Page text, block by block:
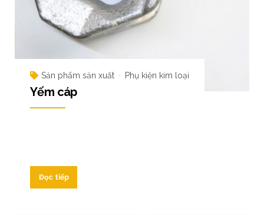
Sản phẩm sản xuất Phụ kiện kim loại
Yếm cáp
Đọc tiếp